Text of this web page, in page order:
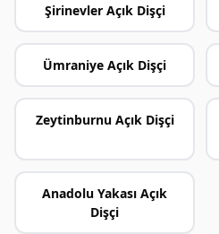
Şirinevler Açık Dişçi
Ümraniye Açık Dişçi
Zeytinburnu Açık Dişçi
Anadolu Yakası Açık
Dişçi